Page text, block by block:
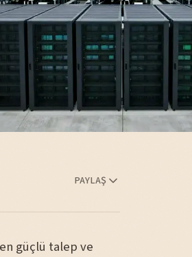
PAYLAŞ
güçlü talep ve